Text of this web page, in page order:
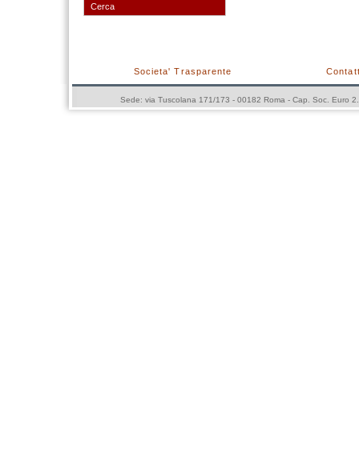
Cerca
Societa' Trasparente
Sede: via Tuscolana 171/173 - 00182 Roma - Cap. Soc. Euro